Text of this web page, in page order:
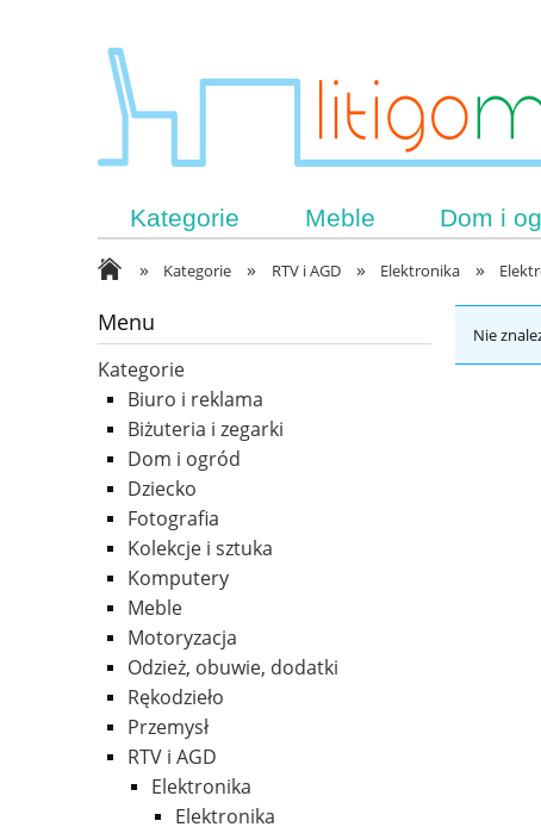
Kategorie Meble Dom i
» Kategorie » RTV i AGD » Elektronika »
Menu
Kategorie
Biuro i reklama
Biżuteria i zegarki
Dom i ogród
Dziecko
Fotografia
Kolekcje i sztuka
Komputery
Meble
Motoryzacja
Odzież, obuwie, dodatki
Rękodzieło
Przemysł
RTV i AGD
Elektronika
Elektronika
Nie